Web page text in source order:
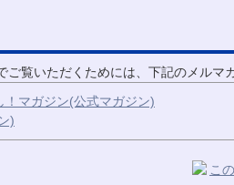
ご覧いただくためには、下記のメルマ
！マガジン(公式マガジン)
)